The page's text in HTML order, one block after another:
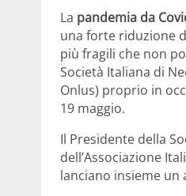
La pandemia da
una forte riduzione
più fragili che non
Società Italiana di
Onlus) proprio in
19 maggio.
Il Presidente della
dell’Associazione
lanciano insieme un